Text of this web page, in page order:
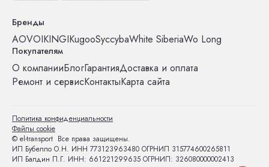
Бренды
AOVOIKINGIKugooSyccybaWhite SiberiaWo Long
Покупателям
О компанииБлогГарантияДоставка и оплата
Ремонт и сервисКонтактыКарта сайта
© el-transport Все права защищены.
ИП Бубелло О.Н. ИНН 773123963480 ОГРНИП 315774600265811
ИП Балдин П.Г. ИНН: 661221299635 ОГРНИП: 326080000002413
Политика конфиденциальности
Файлы cookie